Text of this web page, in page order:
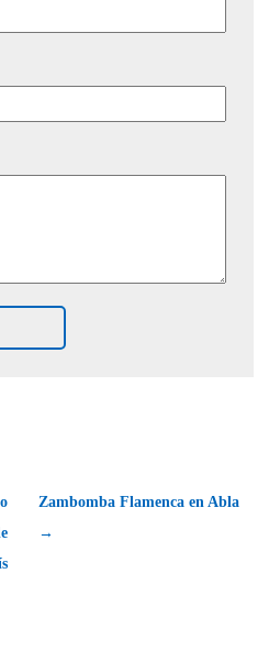
Zambomba Flamenca en Abla
→